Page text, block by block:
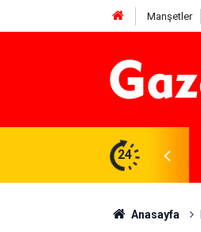
Manşetler
24
Çavdar başkan seçildi
Anasayfa